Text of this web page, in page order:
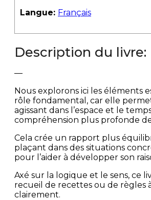
Langue: Français
Description du livre:
—
Nous explorons ici les éléments
rôle fondamental, car elle
agissant dans l’espace et le
compréhension plus profonde
Cela crée un rapport plus
plaçant dans des situations
pour l’aider à développer son
Axé sur la logique et le sens, ce
recueil de recettes ou de règles
clairement.